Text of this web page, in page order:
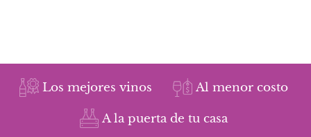
Los mejores vinos Al menor costo
A la puerta de tu casa